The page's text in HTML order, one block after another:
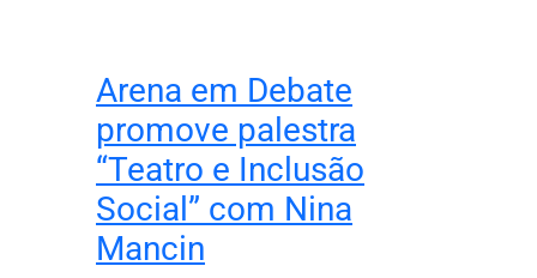
Arena em Debate
promove palestra
“Teatro e Inclusão
Social” com Nina
Mancin